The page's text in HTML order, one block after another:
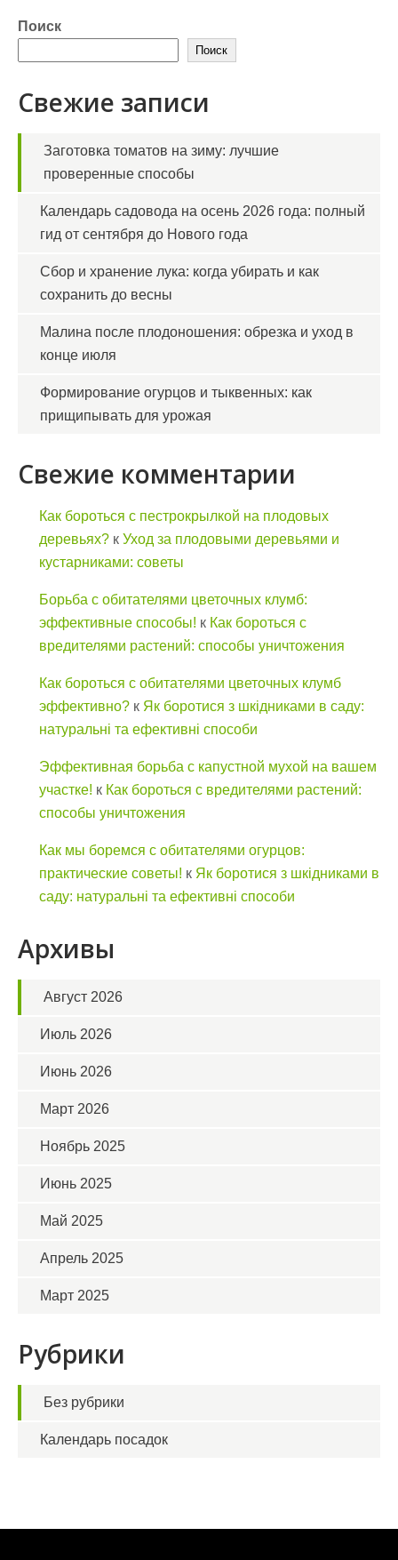
Поиск
Поиск
Свежие записи
Заготовка томатов на зиму: лучшие
проверенные способы
Календарь садовода на осень 2026 года: полный
гид от сентября до Нового года
Сбор и хранение лука: когда убирать и как
сохранить до весны
Малина после плодоношения: обрезка и уход в
конце июля
Формирование огурцов и тыквенных: как
прищипывать для урожая
Свежие комментарии
Как бороться с пестрокрылкой на плодовых
деревьях? к Уход за плодовыми деревьями и
кустарниками: советы
Борьба с обитателями цветочных клумб:
эффективные способы! к Как бороться с
вредителями растений: способы уничтожения
Как бороться с обитателями цветочных клумб
эффективно? к Як боротися з шкідниками в саду:
натуральні та ефективні способи
Эффективная борьба с капустной мухой на вашем
участке! к Как бороться с вредителями растений:
способы уничтожения
Как мы боремся с обитателями огурцов:
практические советы! к Як боротися з шкідниками в
саду: натуральні та ефективні способи
Архивы
Август 2026
Июль 2026
Июнь 2026
Март 2026
Ноябрь 2025
Июнь 2025
Май 2025
Апрель 2025
Март 2025
Рубрики
Без рубрики
Календарь посадок